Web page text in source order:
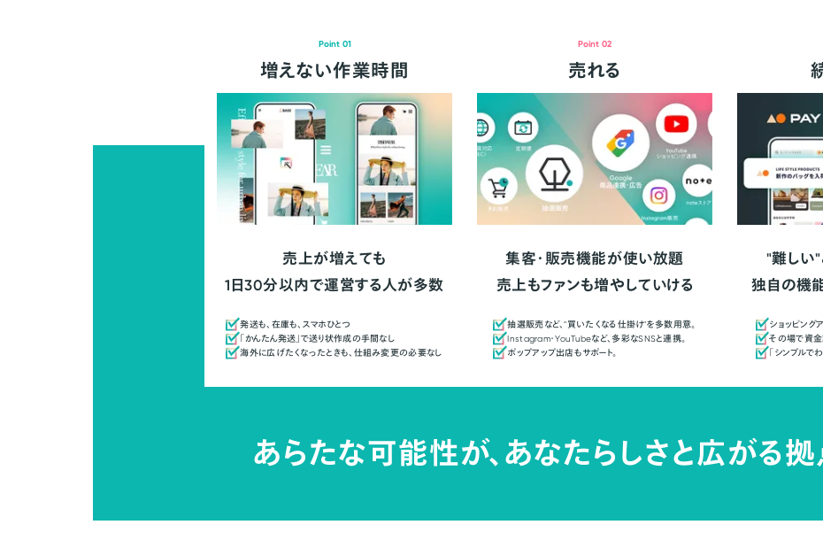
Point 01
増えない作業時間
売上が増えても
1日30分以内で運営する人が多数
発送も、在庫も、スマホひとつ
「かんたん発送」で送り状作成の手間なし
海外に広げたくなったときも、仕組み変更の必要なし
Point 02
売れる
集客・販売機能が使い放題
売上もファンも増やしていける
抽選販売など、"買いたくなる仕掛け"を多数用意。
Instagram・YouTubeなど、多彩なSNSと連携。
ポップアップ出店もサポート。
"難しい
独自の機
ショッピング
その場で資金
「シンプルで
あらたな可能性が、あなたらしさと広がる拠